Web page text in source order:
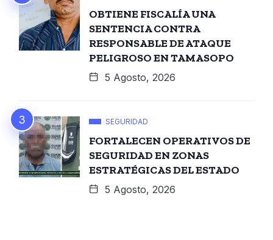
OBTIENE FISCALÍA UNA
SENTENCIA CONTRA
RESPONSABLE DE ATAQUE
PELIGROSO EN TAMASOPO
5 Agosto, 2026
SEGURIDAD
FORTALECEN OPERATIVOS DE
SEGURIDAD EN ZONAS
ESTRATÉGICAS DEL ESTADO
5 Agosto, 2026